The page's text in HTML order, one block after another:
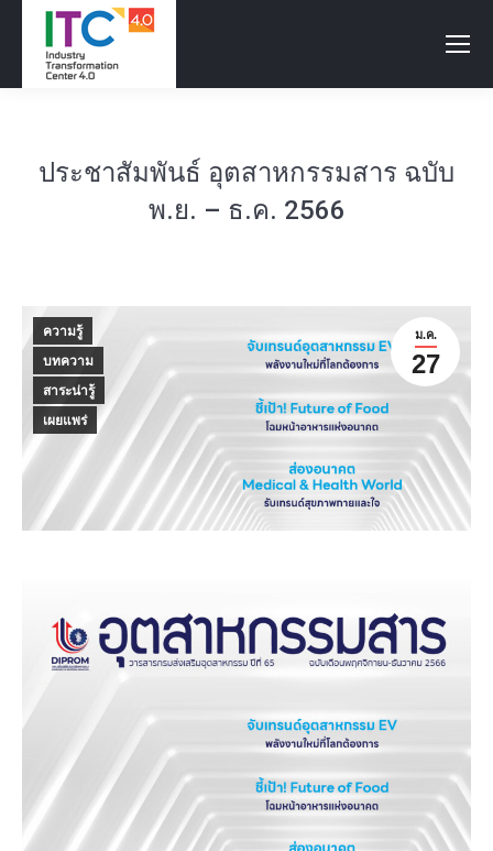
ประชาสัมพันธ์ อุตสาหกรรมสาร ฉบับ
พ.ย. – ธ.ค. 2566
ม.ค.
27
ความรู้
บทความ
สาระน่ารู้
เผยแพร่